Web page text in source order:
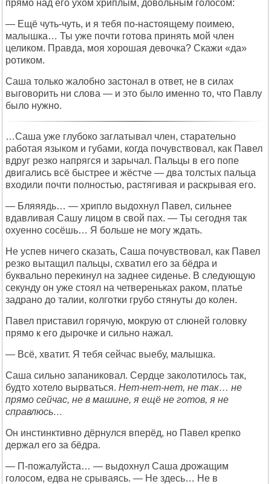
прямо над его ухом хриплым, довольным голосом:
— Ещё чуть-чуть, и я тебя по-настоящему поимею,
малышка… Ты уже почти готова принять мой член
целиком. Правда, моя хорошая девочка? Скажи «да»
ротиком.
Саша только жалобно застонал в ответ, не в силах
выговорить ни слова — и это было именно то, что Павлу
было нужно.
…Саша уже глубоко заглатывал член, старательно
работая языком и губами, когда почувствовал, как Павел
вдруг резко напрягся и зарычал. Пальцы в его попе
двигались всё быстрее и жёстче — два толстых пальца
входили почти полностью, растягивая и раскрывая его.
— Бляяядь… — хрипло выдохнул Павел, сильнее
вдавливая Сашу лицом в свой пах. — Ты сегодня так
охуенно сосёшь… Я больше не могу ждать.
Не успев ничего сказать, Саша почувствовал, как Павел
резко вытащил пальцы, схватил его за бёдра и
буквально перекинул на заднее сиденье. В следующую
секунду он уже стоял на четвереньках раком, платье
задрано до талии, колготки грубо стянуты до колен.
Павел приставил горячую, мокрую от слюней головку
прямо к его дырочке и сильно нажал.
— Всё, хватит. Я тебя сейчас выебу, малышка.
Саша сильно запаниковал. Сердце заколотилось так,
будто хотело вырваться. Нет-нет-нет, не так… не
прямо сейчас, не в машине, я ещё не готов, я не
справлюсь…
Он инстинктивно дёрнулся вперёд, но Павел крепко
держал его за бёдра.
— П-пожалуйста… — выдохнул Саша дрожащим
голосом, едва не срываясь. — Не здесь… Не в